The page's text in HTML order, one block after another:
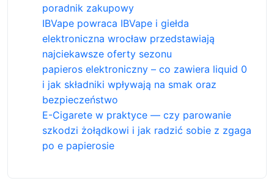
poradnik zakupowy
IBVape powraca IBVape i giełda
elektroniczna wrocław przedstawiają
najciekawsze oferty sezonu
papieros elektroniczny – co zawiera liquid 0
i jak składniki wpływają na smak oraz
bezpieczeństwo
E-Cigarete w praktyce — czy parowanie
szkodzi żołądkowi i jak radzić sobie z zgaga
po e papierosie